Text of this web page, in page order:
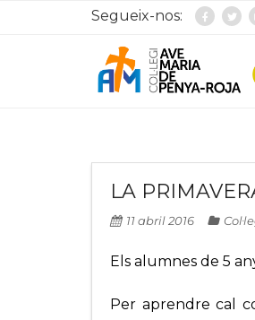
Segueix-nos:
LA
11 abril 2016
Els alumnes de 5
Per aprendre cal